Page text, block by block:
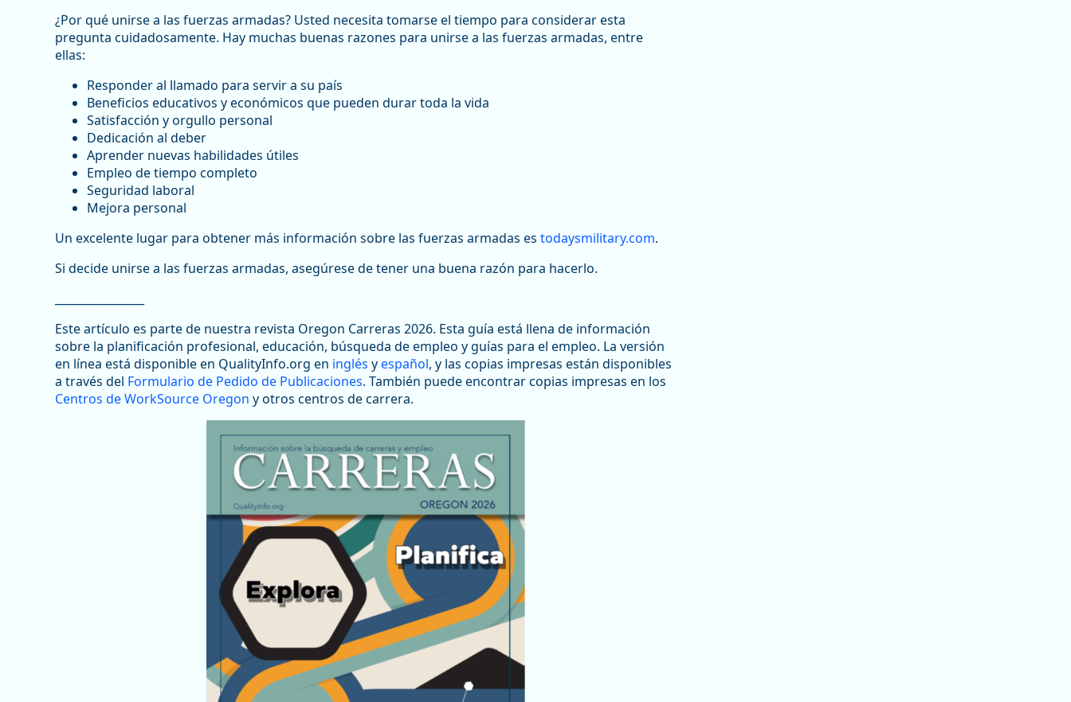
¿Por qué unirse a las fuerzas armadas? Usted necesita tomarse el tiempo para considerar esta
pregunta cuidadosamente. Hay muchas buenas razones para unirse a las fuerzas armadas, entre
ellas:
Responder al llamado para servir a su país
Beneficios educativos y económicos que pueden durar toda la vida
Satisfacción y orgullo personal
Dedicación al deber
Aprender nuevas habilidades útiles
Empleo de tiempo completo
Seguridad laboral
Mejora personal
Un excelente lugar para obtener más información sobre las fuerzas armadas es todaysmilitary.com.
Si decide unirse a las fuerzas armadas, asegúrese de tener una buena razón para hacerlo.
Este artículo es parte de nuestra revista Oregon Carreras 2026. Esta guía está llena de información
sobre la planificación profesional, educación, búsqueda de empleo y guías para el empleo. La versión
en línea está disponible en QualityInfo.org en inglés yespañol, y las copias impresas están disponibles
a través del Formulario de Pedido de Publicaciones. También puede encontrar copias impresas en los
Centros de WorkSource Oregon y otros centros de carrera.